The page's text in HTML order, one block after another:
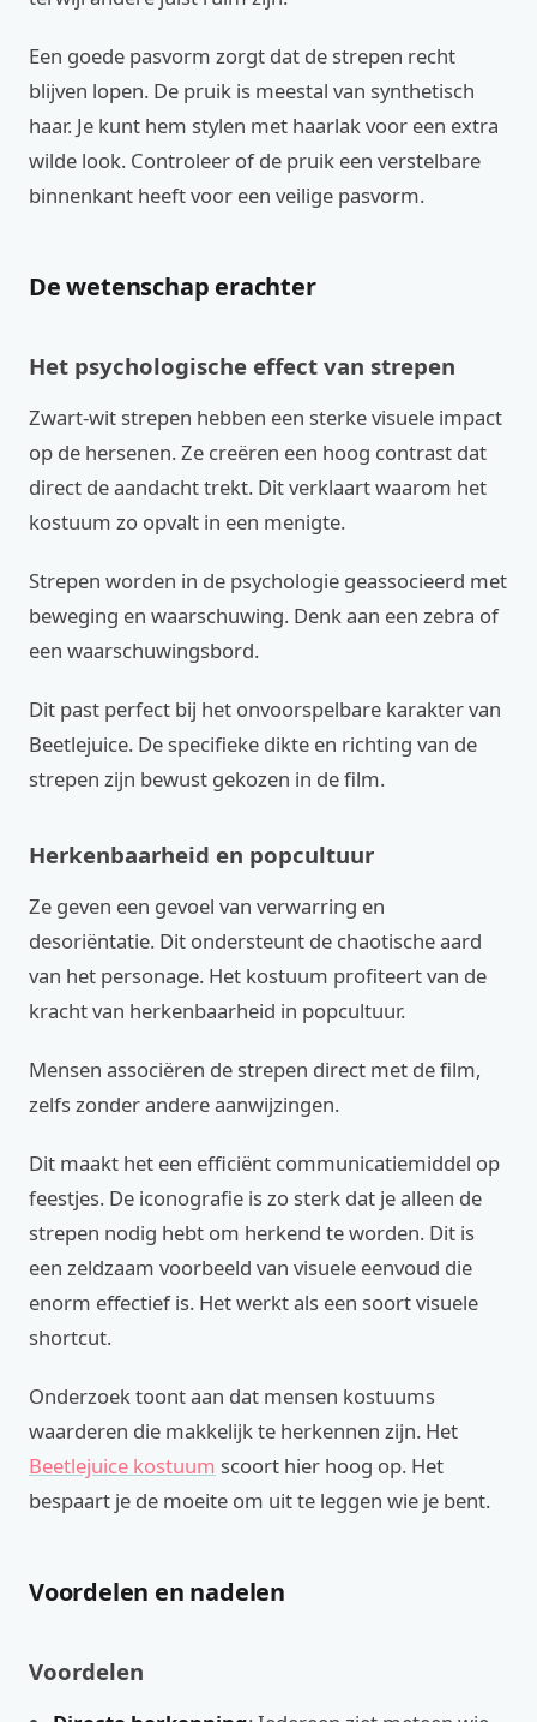
Een goede pasvorm zorgt dat de strepen recht
blijven lopen. De pruik is meestal van synthetisch
haar. Je kunt hem stylen met haarlak voor een extra
wilde look. Controleer of de pruik een verstelbare
binnenkant heeft voor een veilige pasvorm.
De wetenschap erachter
Het psychologische effect van strepen
Zwart-wit strepen hebben een sterke visuele impact
op de hersenen. Ze creëren een hoog contrast dat
direct de aandacht trekt. Dit verklaart waarom het
kostuum zo opvalt in een menigte.
Strepen worden in de psychologie geassocieerd met
beweging en waarschuwing. Denk aan een zebra of
een waarschuwingsbord.
Dit past perfect bij het onvoorspelbare karakter van
Beetlejuice. De specifieke dikte en richting van de
strepen zijn bewust gekozen in de film.
Herkenbaarheid en popcultuur
Ze geven een gevoel van verwarring en
desoriëntatie. Dit ondersteunt de chaotische aard
van het personage. Het kostuum profiteert van de
kracht van herkenbaarheid in popcultuur.
Mensen associëren de strepen direct met de film,
zelfs zonder andere aanwijzingen.
Dit maakt het een efficiënt communicatiemiddel op
feestjes. De iconografie is zo sterk dat je alleen de
strepen nodig hebt om herkend te worden. Dit is
een zeldzaam voorbeeld van visuele eenvoud die
enorm effectief is. Het werkt als een soort visuele
shortcut.
Onderzoek toont aan dat mensen kostuums
waarderen die makkelijk te herkennen zijn. Het
Beetlejuice kostuum scoort hier hoog op. Het
bespaart je de moeite om uit te leggen wie je bent.
Voordelen en nadelen
Voordelen